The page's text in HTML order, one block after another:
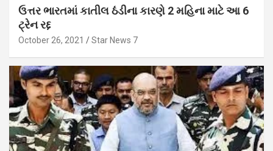
ઉત્તર ભારતમાં કાતીલ ઠંડીના કારણે 2 મહિના માટે આ 6
ટ્રેન રદ્દ
October 26, 2021 Star News 7